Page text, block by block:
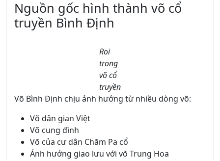
Nguồn gốc hình thành võ cổ
truyền Bình Định
Roi
trong
võ cổ
truyền
Võ Bình Định chịu ảnh hưởng từ nhiều dòng võ:
Võ dân gian Việt
Võ cung đình
Võ của cư dân Chăm Pa cổ
Ảnh hưởng giao lưu với võ Trung Hoa